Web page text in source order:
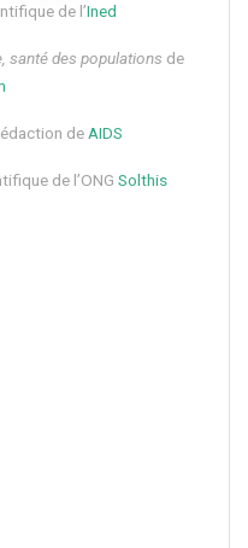
de l’Ined
santé des populations de
de AIDS
de l’ONG Solthis